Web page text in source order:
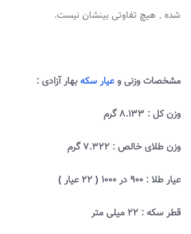
شده , هیچ تفاوتی بینشان نیست.
مشخصات وزنی وعیار سکهبهار آزادی :
وزن کل : 8.133 گرم
وزن طلای خالص : 7.322 گرم
عیار طلا : 900 در 1000 ( 22 عیار )
قطر سکه : 22 میلی متر